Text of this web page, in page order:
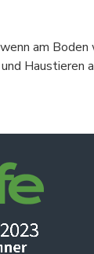
am
Haustieren